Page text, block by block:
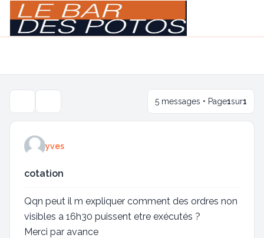
5 messages • Page1sur1
yves
cotation
Qqn peut il m expliquer comment des ordres non
visibles a 16h30 puissent etre exécutés ?
Merci par avance